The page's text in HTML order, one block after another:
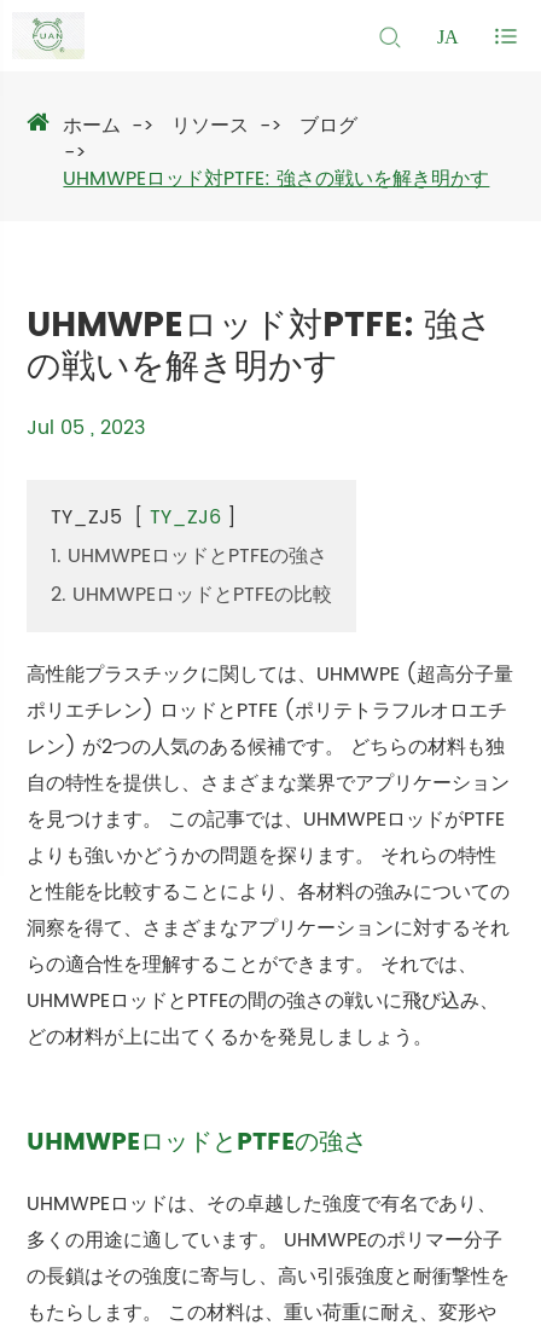
JA
ホーム リソース
ブログ
UHMWPEロッド対PTFE: 強さの戦いを解き明かす
UHMWPEロッド対PTFE: 強さ
の戦いを解き明かす
Jul 05 , 2023
TY_ZJ5 [ TY_ZJ6 ]
1. UHMWPEロッドとPTFEの強さ
2. UHMWPEロッドとPTFEの比較
高性能プラスチックに関しては、UHMWPE (超高分子量
ポリエチレン) ロッドとPTFE (ポリテトラフルオロエチ
レン) が2つの人気のある候補です。 どちらの材料も独
自の特性を提供し、さまざまな業界でアプリケーション
を見つけます。 この記事では、UHMWPEロッドがPTFE
よりも強いかどうかの問題を探ります。 それらの特性
と性能を比較することにより、各材料の強みについての
洞察を得て、さまざまなアプリケーションに対するそれ
らの適合性を理解することができます。 それでは、
UHMWPEロッドとPTFEの間の強さの戦いに飛び込み、
どの材料が上に出てくるかを発見しましょう。
UHMWPEロッドとPTFEの強さ
UHMWPEロッドは、その卓越した強度で有名であり、
多くの用途に適しています。 UHMWPEのポリマー分子
の長鎖はその強度に寄与し、高い引張強度と耐衝撃性を
もたらします。 この材料は、重い荷重に耐え、変形や